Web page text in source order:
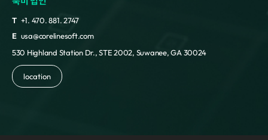
T +1. 470. 881. 2747
E usa@corelinesoft.com
530 Highland Station Dr., STE 2002, Suwanee, GA 30024
location